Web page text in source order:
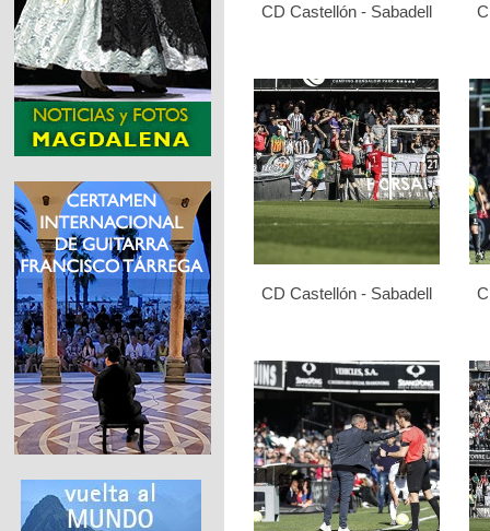
CD Castellón - Sabadell
CD Castellón - Sabadell